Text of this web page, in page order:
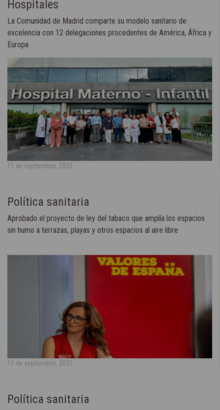
Hospitales
La Comunidad de Madrid comparte su modelo sanitario de
excelencia con 12 delegaciones procedentes de América, África y
Europa
11 de septiembre, 2025
Política sanitaria
Aprobado el proyecto de ley del tabaco que amplía los espacios
sin humo a terrazas, playas y otros espacios al aire libre
11 de septiembre, 2025
Política sanitaria